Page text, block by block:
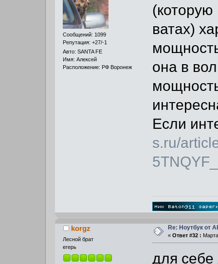
Сообщений: 1099
Репутация: +27/-1
Авто: SANTA FE
Имя: Алексей
Расположение: РФ Воронеж
ватах)
она в
Если
s.ru/
korgz
Лесной брат
егерь
Re: Ноутбук от
« Ответ #32 :
для себе